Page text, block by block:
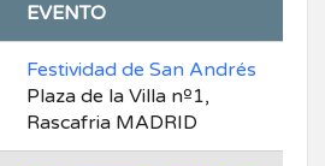
EVENTO
Festividad de San Andrés
Plaza de la Villa nº1,
Rascafria MADRID